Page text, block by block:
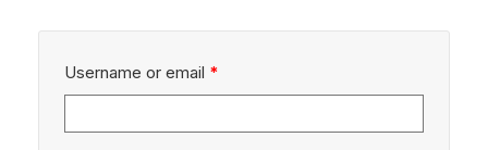
Username or email *